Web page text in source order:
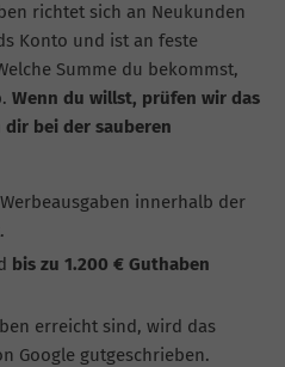
richtet sich an Neukunden
Konto und ist an feste
Summe du bekommst,
Wenn du willst, prüfen wir das
bei der sauberen
innerhalb der
bis zu 1.200 € Guthaben
erreicht sind, wird das
Google gutgeschrieben.